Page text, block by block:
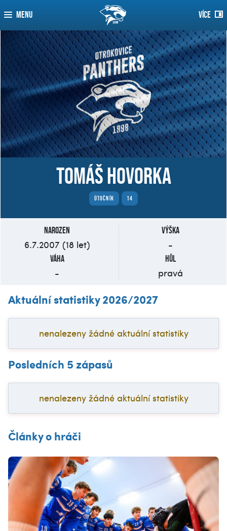
MENU VÍCE
Tomáš Hovorka
ÚTOČNÍK 14
Narozen
6.7.2007 (18 let)
Výška
-
Váha
-
Hůl
pravá
Aktuální statistiky 2026/2027
nenalezeny žádné aktuální statistiky
Posledních 5 zápasů
nenalezeny žádné aktuální statistiky
Články o hráči